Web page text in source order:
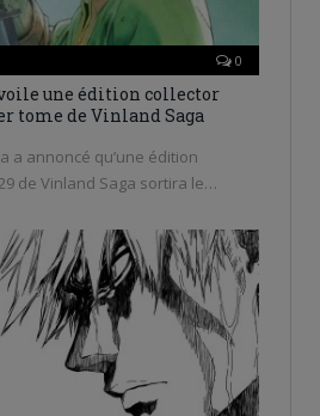
0
une édition collector
tome de Vinland Saga
a annoncé qu’une édition
de Vinland Saga sortira le…